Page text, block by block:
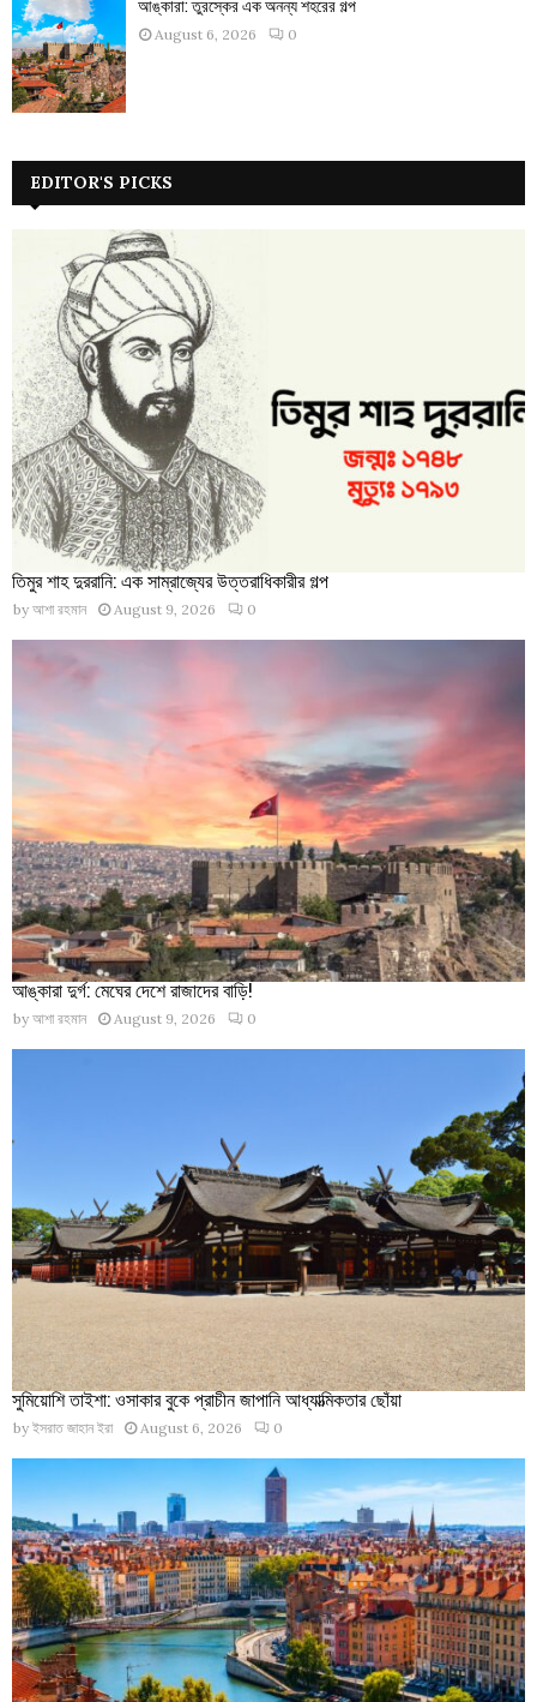
আঙ্কারা: তুরস্কের এক অনন্য শহরের গল্প
August 6, 2026 0
EDITOR'S PICKS
তিমুর শাহ দুররানি: এক সাম্রাজ্যের উত্তরাধিকারীর গল্প
by আশা রহমান August 9, 2026 0
আঙ্কারা দুর্গ: মেঘের দেশে রাজাদের বাড়ি!
by আশা রহমান August 9, 2026 0
সুমিয়োশি তাইশা: ওসাকার বুকে প্রাচীন জাপানি আধ্যাত্মিকতার ছোঁয়া
by ইসরাত জাহান ইরা August 6, 2026 0